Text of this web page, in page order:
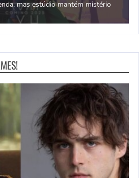
mas estúdio mantém mistério